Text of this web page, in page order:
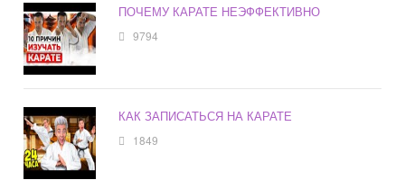
ПОЧЕМУ КАРАТЕ НЕЭФФЕКТИВНО
9794
КАК ЗАПИСАТЬСЯ НА КАРАТЕ
1849